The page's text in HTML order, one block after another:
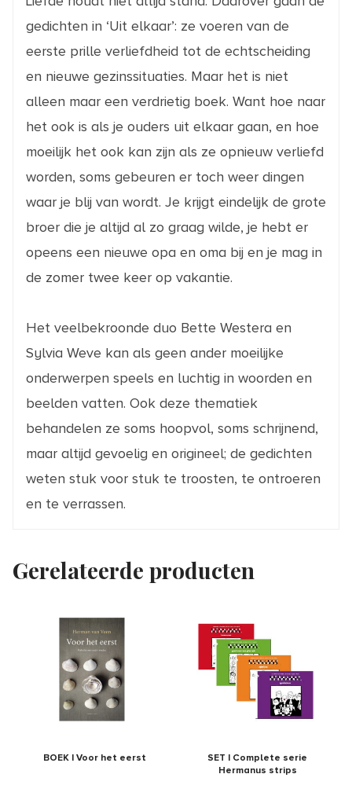
gedichten in ‘Uit elkaar’: ze voeren van de
eerste prille verliefdheid tot de echtscheiding
en nieuwe gezinssituaties. Maar het is niet
alleen maar een verdrietig boek. Want hoe naar
het ook is als je ouders uit elkaar gaan, en hoe
moeilijk het ook kan zijn als ze opnieuw verliefd
worden, soms gebeuren er toch weer dingen
waar je blij van wordt. Je krijgt eindelijk de grote
broer die je altijd al zo graag wilde, je hebt er
opeens een nieuwe opa en oma bij en je mag in
de zomer twee keer op vakantie.
Het veelbekroonde duo Bette Westera en
Sylvia Weve kan als geen ander moeilijke
onderwerpen speels en luchtig in woorden en
beelden vatten. Ook deze thematiek
behandelen ze soms hoopvol, soms schrijnend,
maar altijd gevoelig en origineel; de gedichten
weten stuk voor stuk te troosten, te ontroeren
en te verrassen.
Gerelateerde producten
BOEK | Voor het eerst
SET | Complete serie
Hermanus strips